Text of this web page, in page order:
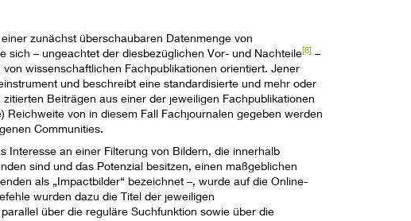
zunächst überschaubaren Datenmenge von
sich – ungeachtet der diesbezüglichen Vor- und Nachteile[6] –
wissenschaftlichen Fachpublikationen orientiert. Jener
und beschreibt eine standardisierte und mehr oder
Beiträgen aus einer der jeweiligen Fachpublikationen
Reichweite von in diesem Fall Fachjournalen gegeben werden
Communities.
Interesse an einer Filterung von Bildern, die innerhalb
sind und das Potenzial besitzen, einen maßgeblichen
als „Impactbilder“ bezeichnet –, wurde auf die Online-
wurden dazu die Titel der jeweiligen
über die reguläre Suchfunktion sowie über die